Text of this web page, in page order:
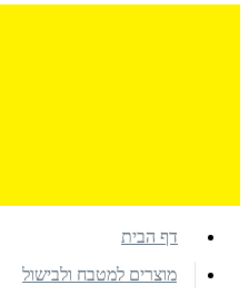
דף הבית
מוצרים למטבח ולבישול